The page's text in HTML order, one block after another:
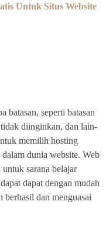
Untuk Situs Website
batasan, seperti batasan
diinginkan, dan lain-
memilih hosting
dunia website. Web
sarana belajar
dapat dengan mudah
berhasil dan menguasai